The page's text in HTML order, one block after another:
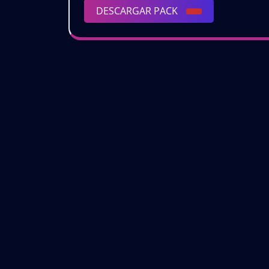
DESCARGAR PACK
DESCARGAR
PACK